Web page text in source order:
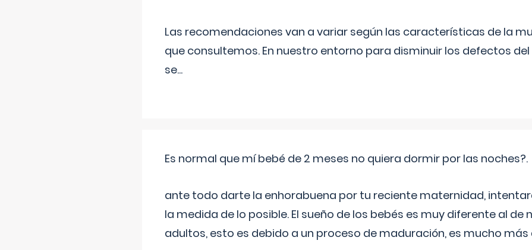
Las recomendaciones van a variar según las características de la
que consultemos. En nuestro entorno para disminuir los defectos del
se...
Es normal que mí bebé de 2 meses no quiera dormir por las noches?.
ante todo darte la enhorabuena por tu reciente maternidad,
la medida de lo posible. El sueño de los bebés es muy diferente al de
adultos, esto es debido a un proceso de maduración, es mucho más